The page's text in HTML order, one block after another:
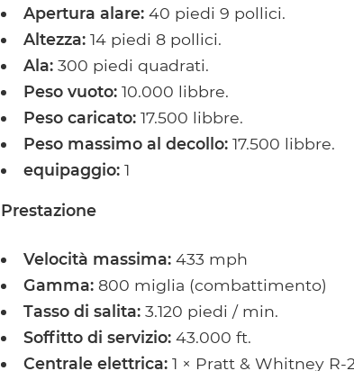
Apertura alare:40 piedi 9 pollici.
Altezza:14 piedi 8 pollici.
Ala:300 piedi quadrati.
Peso vuoto:10.000 libbre.
Peso caricato:17.500 libbre.
Peso massimo al decollo:17.500 libbre.
equipaggio:1
Prestazione
Velocità massima:433 mph
Gamma:800 miglia (combattimento)
Tasso di salita:3.120 piedi / min.
Soffitto di servizio:43.000 ft.
Centrale elettrica:1 × Pratt & Whitney